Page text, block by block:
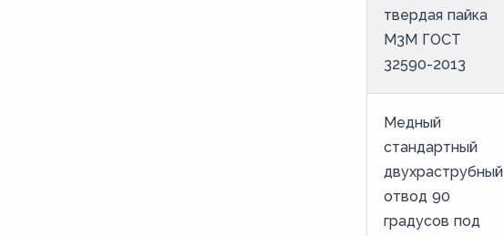
твердая пайка
М3М ГОСТ
32590-2013
Медный
стандартный
двухраструбный
отвод 90
градусов под